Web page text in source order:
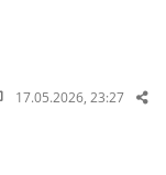
17.05.2026, 23:27